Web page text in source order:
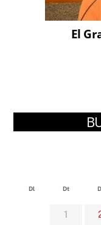
El
Dl Dt
1